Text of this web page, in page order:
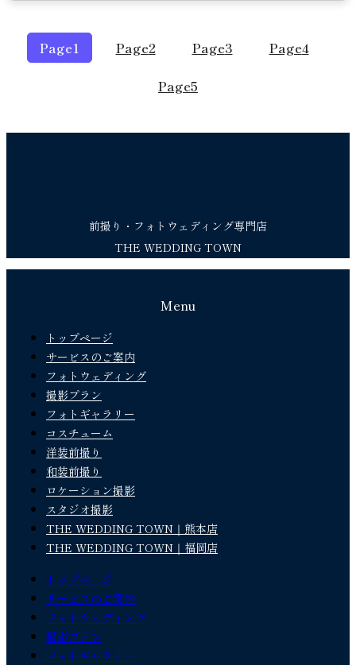
Page1 Page2 Page3 Page4
Page5
前撮り・フォトウェディング専門店
THE WEDDING TOWN
Menu
トップページ
サービスのご案内
フォトウェディング
撮影プラン
フォトギャラリー
コスチューム
洋装前撮り
和装前撮り
ロケーション撮影
スタジオ撮影
THE WEDDING TOWN｜熊本店
THE WEDDING TOWN｜福岡店
トップページ
サービスのご案内
フォトウェディング
撮影プラン
フォトギャラリー